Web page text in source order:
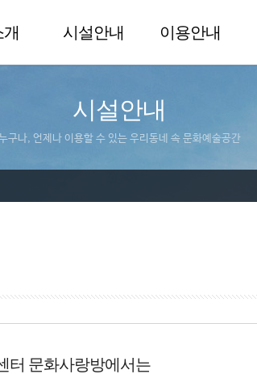
시설안내 이용안내
시설안내
구나, 언제나 이용할 수 있는 우리동네 속 문화예술공간
터 문화사랑방에서는